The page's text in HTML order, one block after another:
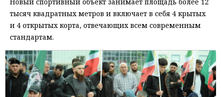
тысяч квадратных метров и включает в себя 4 крытых
и 4 открытых корта, отвечающих всем современным
стандартам.